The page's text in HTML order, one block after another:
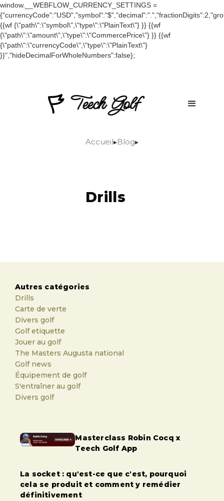
window.__WEBFLOW_CURRENCY_SETTINGS =
{{wf {\"path\":\"symbol\",\"type\":\"PlainText\"} }} {{wf
{\"path\":\"amount\",\"type\":\"CommercePrice\"} }} {{wf
{\"path\":\"currencyCode\",\"type\":\"PlainText\"}
}}","hideDecimalForWholeNumbers":false};
Accueil▸Blog▸
Drills
Autres catégories
Drills
Carte de verte
Divers golf
Golf etiquette
Jouer au golf
The Masters Augusta national
Golf news
Équipement de golf
S'entraîner au golf
Divers golf
Masterclass Robin Cocq x
Teech Golf App
La socket : qu'est-ce que c'est, pourquoi
cela se produit et comment y remédier
définitivement